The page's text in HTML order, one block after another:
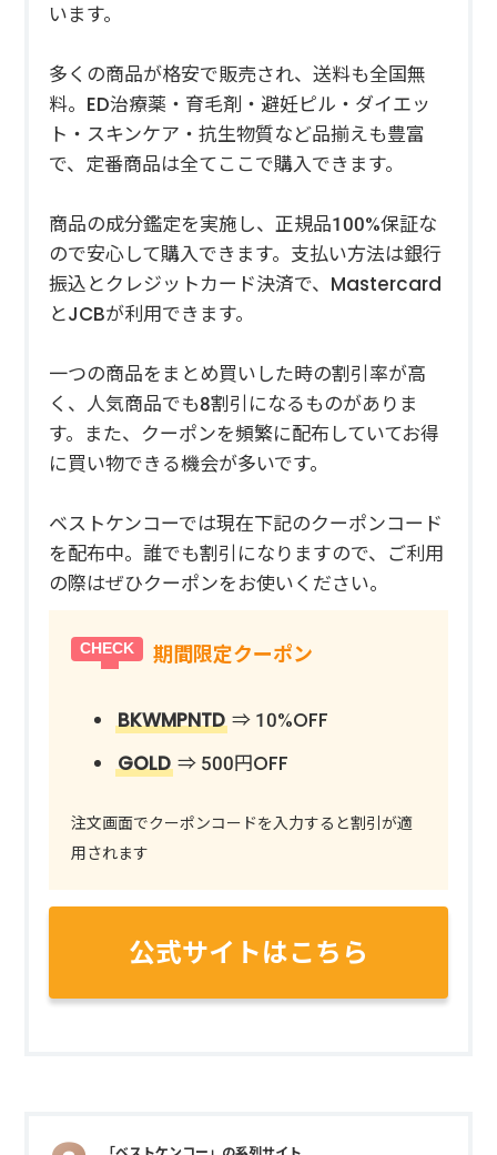
います。
多くの商品が格安で販売され、送料も全国無
料。ED治療薬・育毛剤・避妊ピル・ダイエッ
ト・スキンケア・抗生物質など品揃えも豊富
で、定番商品は全てここで購入できます。
商品の成分鑑定を実施し、正規品100%保証な
ので安心して購入できます。支払い方法は銀行
振込とクレジットカード決済で、Mastercard
とJCBが利用できます。
一つの商品をまとめ買いした時の割引率が高
く、人気商品でも8割引になるものがありま
す。また、クーポンを頻繁に配布していてお得
に買い物できる機会が多いです。
ベストケンコーでは現在下記のクーポンコード
を配布中。誰でも割引になりますので、ご利用
の際はぜひクーポンをお使いください。
期間限定クーポン
BKWMPNTD ⇒ 10%OFF
GOLD ⇒ 500円OFF
注文画面でクーポンコードを入力すると割引が適
用されます
公式サイトはこちら